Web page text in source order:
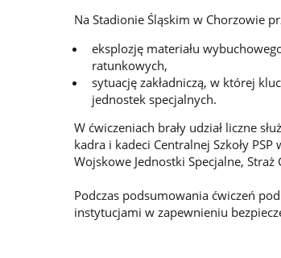
Na Stadionie Śląskim w Chorzowie
eksplozję materiału
ratunkowych,
sytuację zakładniczą, w której
jednostek specjalnych.
W ćwiczeniach brały udział liczne
kadra i kadeci Centralnej Szkoły
Wojskowe Jednostki Specjalne,
Podczas podsumowania ćwiczeń
instytucjami w zapewnieniu